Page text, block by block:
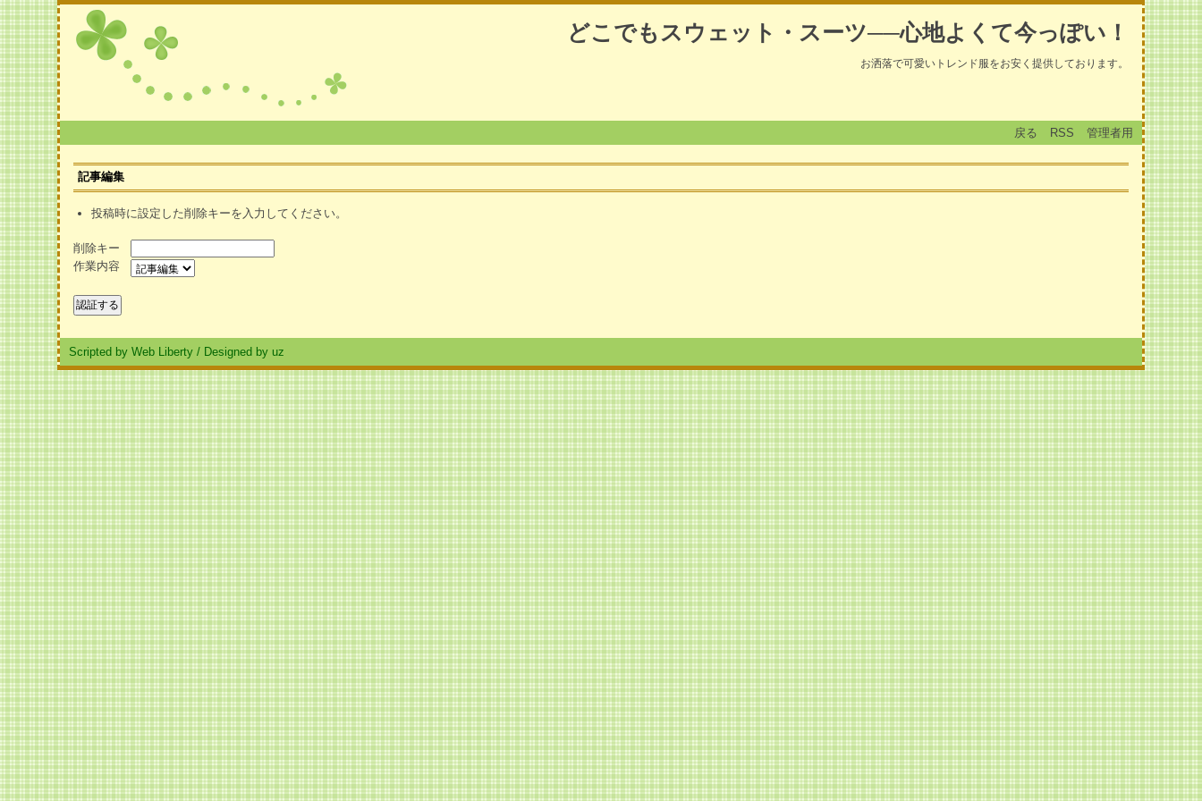
どこでもスウェット・スーツ──心地よくて今っぽい！
お洒落で可愛いトレンド服をお安く提供しております。
戻る RSS 管理者用
記事編集
投稿時に設定した削除キーを入力してください。
削除キー
作業内容
Scripted by Web Liberty / Designed by uz